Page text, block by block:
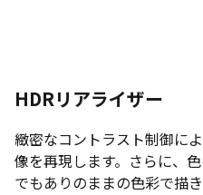
HDRリアライザー
緻密なコントラスト制御に
像を再現します。さらに、
でもありのままの色彩で描き